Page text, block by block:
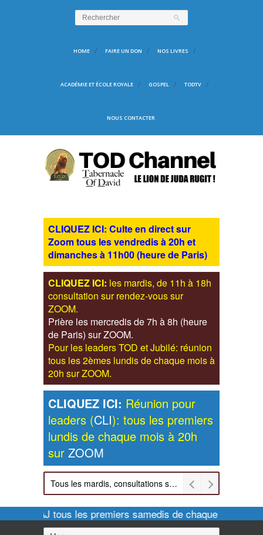
HOME FAIRE UN DON NOS LIVRES
ACADÉMIE ET ÉCOLE ROYALE GOSPEL TODTV
NOUS CONTACTER
CLIQUEZ ICI: Culte en direct sur
Zoom tous les vendredis à 20h et
dimanches à 11h00 (heure de Paris)
CLIQUEZ ICI: les mardis, de 11h à 18h
consultation sur rendez-vous sur
ZOOM.
Prière les mercredis de 7h à 8h (heure
de Paris) sur ZOOM.
Pour les leaders TOD et Jubilé: réunion
tous les 2èmes lundis de chaque mois à
20h sur ZOOM.
CLIQUEZ ICI: Réunion pour
leaders (CLI): tous les premiers
lundis de chaque mois à 20h
sur ZOOM
Tous les mardis, consultations sur rendez-vous sur ZOOM: inscription sur rarcongres@hotmail.com
des CAJ tous les premiers samedis de chaque mois à